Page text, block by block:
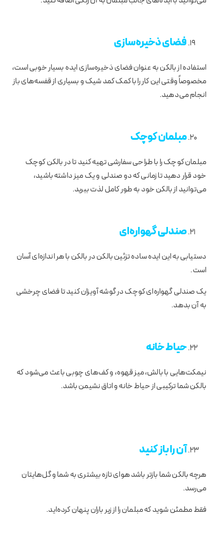
فضای ذخیره‌سازی
استفاده از بالکن به عنوان فضای ذخیره‌سازی ایده بسیار خوبی است،
مخصوصاً وقتی این کار را با کمک کمد شیک و بسیاری از قفسه‌های باز
انجام می‌دهید.
مبلمان کوچک
مبلمان کوچک را با طراحی سفارشی تهیه کنید تا در بالکن کوچک
خود قرار دهید تا زمانی که دو صندلی و یک میز داشته باشید،
می‌توانید از بالکن خود به طور کامل لذت ببرید.
صندلی گهواره‌ای
دستیابی به این ایده ساده تزئین بالکن در بالکن با هر اندازه‌ای آسان
است.
یک صندلی گهواره‌ای کوچک در گوشه آویزان کنید تا فضای چرخشی
به آن بدهد.
حیاط خانه
نیمکت‌هایی با بالش، میز قهوه، و کف‌های چوبی باعث می‌شود که
بالکن شما ترکیبی از حیاط خانه و اتاق نشیمن باشد.
آن را باز کنید
هرچه بالکن شما بازتر باشد هوای تازه بیشتری به شما و گل‌هایتان
می‌رسد.
فقط مطمئن شوید که مبلمان را از زیر باران پنهان کرده‌اید.